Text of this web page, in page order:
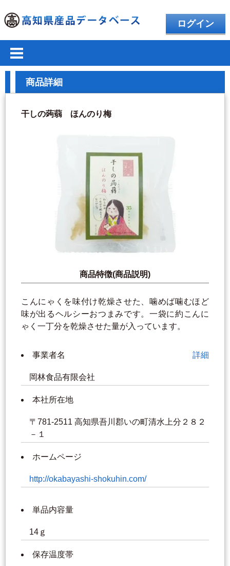
ログイン
商品詳細
干しの蒟蒻 ほんのり梅
商品特徴(商品説明)
こんにゃくを味付け乾燥させた、噛めば噛むほど
味が出るヘルシーおつまみです。一袋に約こんに
ゃく一丁分を乾燥させた量が入っています。
事業者名 詳細
岡林食品有限会社
本社所在地
〒781-2511 高知県吾川郡いの町清水上分２８２
－１
ホームページ
http://okabayashi-shokuhin.com/
単品内容量
14ｇ
保存温度帯